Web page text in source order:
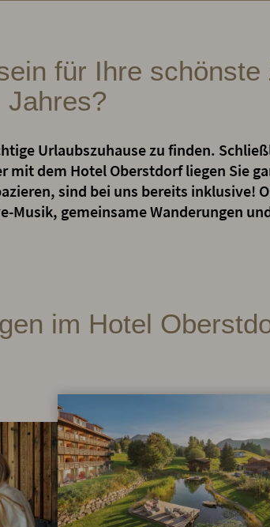
für Ihre schönste
Jahres?
Urlaubszuhause zu finden.
mit dem Hotel Oberstdorf liegen Sie
sind bei uns bereits inklusive!
Musik, gemeinsame Wanderungen
im Hotel